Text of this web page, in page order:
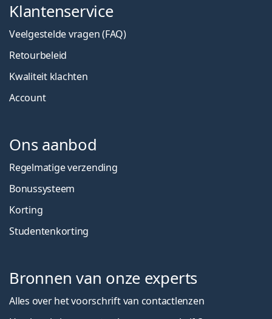
Klantenservice
Veelgestelde vragen (FAQ)
Retourbeleid
Kwaliteit klachten
Account
Ons aanbod
Regelmatige verzending
Bonussysteem
Korting
Studentenkorting
Bronnen van onze experts
Alles over het voorschrift van contactlenzen